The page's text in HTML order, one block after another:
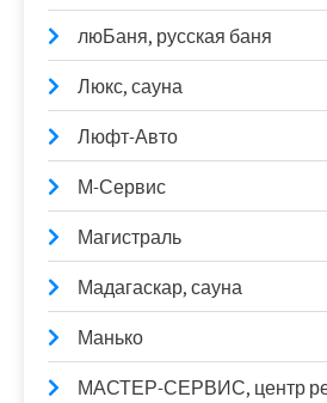
люБаня, русская баня
Люкс, сауна
Люфт-Авто
М-Сервис
Магистраль
Мадагаскар, сауна
Манько
МАСТЕР-СЕРВИС, центр